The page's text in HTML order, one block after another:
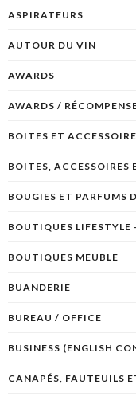
ASPIRATEURS
AUTOUR DU VIN
AWARDS
AWARDS /
BOITES ET
BOITES, ACCESSOIRES
BOUGIES ET PARFUMS
BOUTIQUES LIFESTYLE
BOUTIQUES MEUBLE
BUANDERIE
BUREAU / OFFICE
BUSINESS (ENGLISH
CANAPÉS, FAUTEUILS